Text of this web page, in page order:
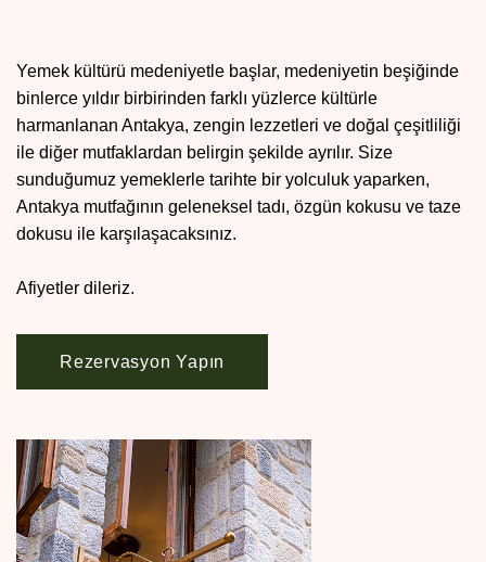
Yemek kültürü medeniyetle başlar, medeniyetin beşiğinde
binlerce yıldır birbirinden farklı yüzlerce kültürle
harmanlanan Antakya, zengin lezzetleri ve doğal çeşitliliği
ile diğer mutfaklardan belirgin şekilde ayrılır. Size
sunduğumuz yemeklerle tarihte bir yolculuk yaparken,
Antakya mutfağının geleneksel tadı, özgün kokusu ve taze
dokusu ile karşılaşacaksınız.
Afiyetler dileriz.
Rezervasyon Yapın